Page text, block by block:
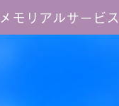
メモリアルサービス